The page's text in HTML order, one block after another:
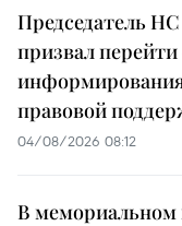
Председатель
призвал перейти
правовой
04/08/2026 08:12
В мемориальном